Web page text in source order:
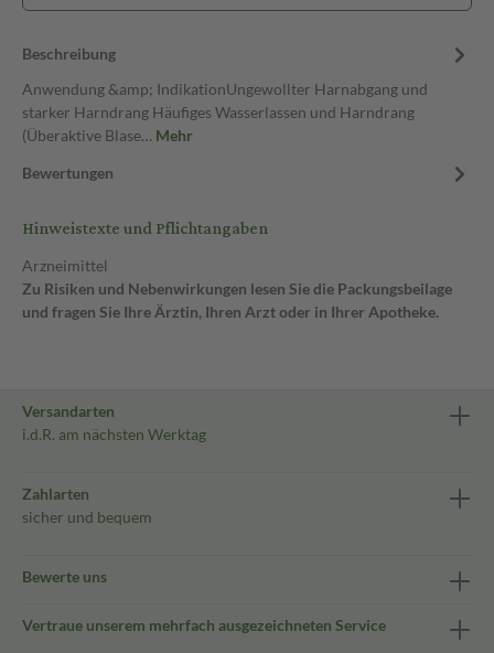
Beschreibung
Anwendung &amp; IndikationUngewollter Harnabgang und
starker Harndrang Häufiges Wasserlassen und Harndrang
(Überaktive Blase… Mehr
Bewertungen
Hinweistexte und Pflichtangaben
Arzneimittel
Zu Risiken und Nebenwirkungen lesen Sie die Packungsbeilage
und fragen Sie Ihre Ärztin, Ihren Arzt oder in Ihrer Apotheke.
Versandarten
i.d.R. am nächsten Werktag
Zahlarten
sicher und bequem
Bewerte uns
Vertraue unserem mehrfach ausgezeichneten Service